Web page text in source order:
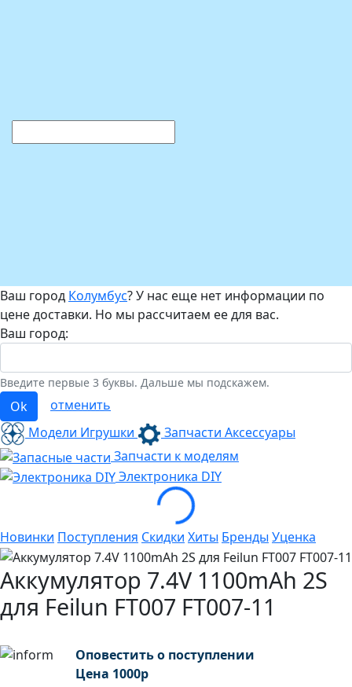
Ваш город Колумбус? У нас еще нет информации по
цене доставки. Но мы рассчитаем ее для вас.
Ваш город:
Введите первые 3 буквы. Дальше мы подскажем.
Ok
отменить
Модели Игрушки
Запчасти Аксессуары
Запчасти к моделям
Электроника DIY
Loading...
Новинки Поступления Скидки Хиты Бренды Уценка
Аккумулятор 7.4V 1100mAh 2S
для Feilun FT007 FT007-11
Оповестить о поступлении
Цена 1000р